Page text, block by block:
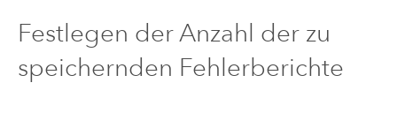
Festlegen der Anzahl der zu
speichernden Fehlerberichte